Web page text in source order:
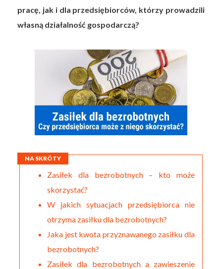
pracę, jak i dla przedsiębiorców, którzy prowadzili
własną działalność gospodarczą?
NA SKRÓTY
Zasiłek dla bezrobotnych – kto może
skorzystać?
W jakich sytuacjach przedsiębiorca nie
otrzyma zasiłku dla bezrobotnych?
Jaka jest kwota przyznawanego zasiłku dla
bezrobotnych?
Zasiłek dla bezrobotnych a zawieszenie